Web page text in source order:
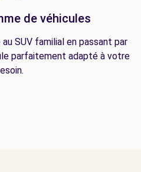
de véhicules
SUV familial en passant par
parfaitement adapté à votre